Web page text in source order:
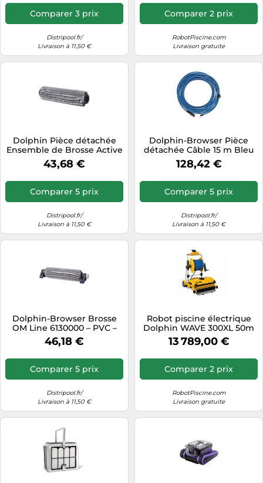
Comparer 3 prix
Distripool.fr/
Livraison à 11,50 €
Comparer 2 prix
RobotPiscine.com
Livraison gratuite
Dolphin Pièce détachée
Ensemble de Brosse Active
S1, Gris - Référence
9995544-ASSY
43,68 €
Comparer 5 prix
Distripool.fr/
Livraison à 11,50 €
Dolphin-Browser Pièce
détachée Câble 15 m Bleu
Réf. 9995884-DIY
128,42 €
Comparer 5 prix
Distripool.fr/
Livraison à 11,50 €
Dolphin-Browser Brosse
OM Line 6130000 – PVC –
Grise
46,18 €
Comparer 5 prix
Distripool.fr/
Livraison à 11,50 €
Robot piscine électrique
Dolphin WAVE 300XL 50m
télécommande et chariot
13 789,00 €
Comparer 2 prix
RobotPiscine.com
Livraison gratuite